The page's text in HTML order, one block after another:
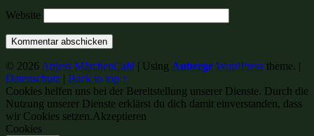
Website
© 2026 Anjess MärchenCafé | Using Auberge WordPress theme. |
Datenschutz | Back to top ↑
Cookies helfen uns bei der Bereitstellung unserer Dienste. Durch die
Nutzung unserer Dienste erklärst du dich damit einverstanden, dass
wir Cookies setzen.Akzeptieren
Cookies